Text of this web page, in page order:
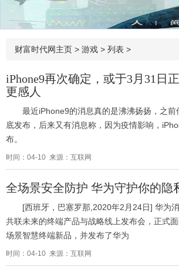
财富时代网主页 > 游戏 > 列表 >
iPhone9再次确定，或于3月31日
更感人
最近iPhone9的消息真的是沸沸扬扬，之前
底发布，后来又有消息称，因为疫情影响，
布。
时间：04-10 来源：互联网
全场景安全防护 华为守护你的隐
[西班牙，巴塞罗那,2020年2月24日] 华为
共联未来的终端产品与战略线上发布会，正式
场景智慧终端新品，并发布了华为
时间：04-10 来源：互联网